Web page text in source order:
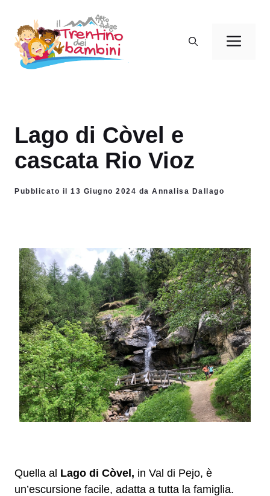
contenuto
Lago di Còvel e
cascata Rio Vioz
Pubblicato il 13 Giugno 2024 da Annalisa Dallago
Quella al Lago di Còvel, in Val di Pejo, è
un’escursione facile, adatta a tutta la famiglia.